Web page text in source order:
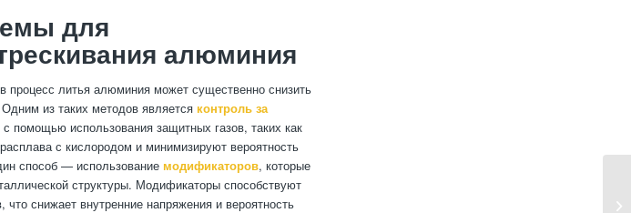
для
алюминия
процесс литья алюминия может существенно снизить
из таких методов является контроль за
с помощью использования защитных газов, таких как
с кислородом и минимизируют вероятность
способ — использование модификаторов, которые
структуры. Модификаторы способствуют
снижает внутренние напряжения и вероятность